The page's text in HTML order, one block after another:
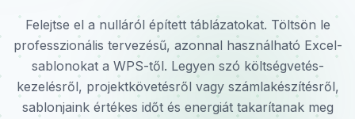
Felejtse el a nulláról épített táblázatokat. Töltsön le
professzionális tervezésű, azonnal használható Excel-
sablonokat a WPS-től. Legyen szó költségvetés-
kezelésről, projektkövetésről vagy számlakészítésről,
sablonjaink értékes időt és energiát takarítanak meg